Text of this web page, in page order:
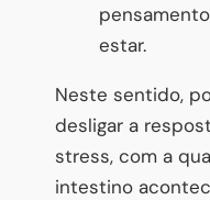
estar.
Neste sentido,
desligar a
stress, com a
intestino